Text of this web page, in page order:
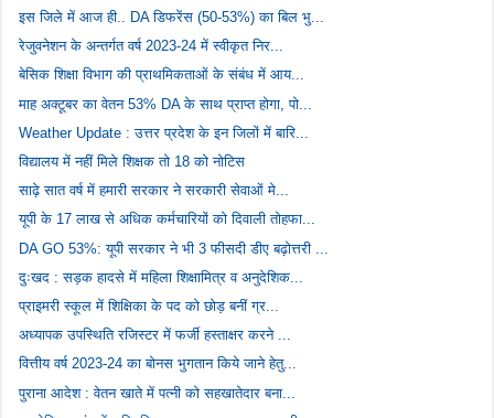
इस जिले में आज ही.. DA डिफरेंस (50-53%) का बिल भु...
रेजुवनेशन के अन्तर्गत वर्ष 2023-24 में स्वीकृत निर...
बेसिक शिक्षा विभाग की प्राथमिकताओं के संबंध में आय...
माह अक्टूबर का वेतन 53% DA के साथ प्राप्त होगा, पो...
Weather Update : उत्तर प्रदेश के इन जिलों में बारि...
विद्यालय में नहीं मिले शिक्षक तो 18 को नोटिस
साढ़े सात वर्ष में हमारी सरकार ने सरकारी सेवाओं मे...
यूपी के 17 लाख से अधिक कर्मचारियों को दिवाली तोहफा...
DA GO 53%: यूपी सरकार ने भी 3 फीसदी डीए बढ़ोत्तरी ...
दुःखद : सड़क हादसे में महिला शिक्षामित्र व अनुदेशिक...
प्राइमरी स्कूल में शिक्षिका के पद को छोड़ बनीं ग्र...
अध्यापक उपस्थिति रजिस्टर में फर्जी हस्ताक्षर करने ...
वित्तीय वर्ष 2023-24 का बोनस भुगतान किये जाने हेतु...
पुराना आदेश : वेतन खाते में पत्नी को सहखातेदार बना...